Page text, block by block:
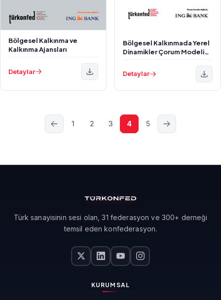
Bölgesel Kalkınma ve
Kalkınma Ajansları
Detaylar
Bölgesel Kalkınmada Yerel
Dinamikler Çorum Modeli
Detaylar
1 2 3 4 5
Türk sanayisinin sesi olan, 31 federasyon ve 300+ derneği
temsil eden konfederasyon.
KURUMSAL